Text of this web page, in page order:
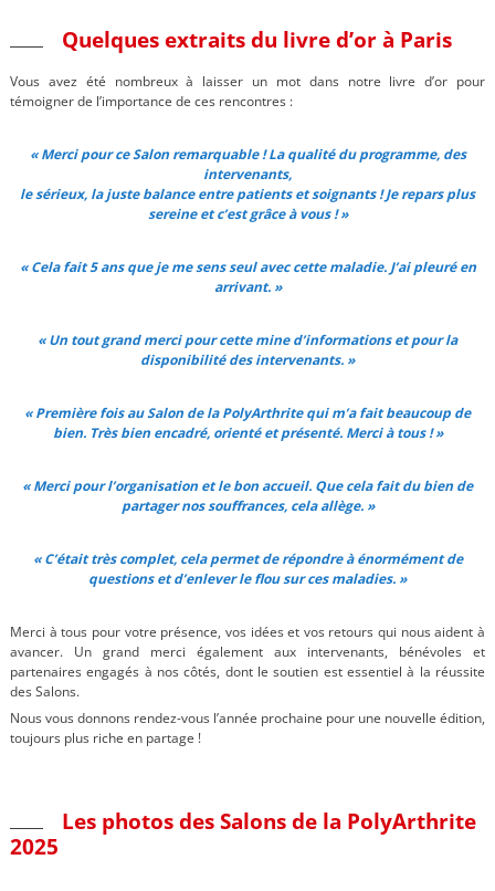
Quelques extraits du livre d’or à Paris
Vous avez été nombreux à laisser un mot dans notre livre d’or pour
témoigner de l’importance de ces rencontres :
« Merci pour ce Salon remarquable ! La qualité du programme, des
intervenants,
le sérieux, la juste balance entre patients et soignants ! Je repars plus
sereine et c’est grâce à vous ! »
« Cela fait 5 ans que je me sens seul avec cette maladie. J’ai pleuré en
arrivant. »
« Un tout grand merci pour cette mine d’informations et pour la
disponibilité des intervenants. »
« Première fois au Salon de la PolyArthrite qui m’a fait beaucoup de
bien. Très bien encadré, orienté et présenté. Merci à tous ! »
« Merci pour l’organisation et le bon accueil. Que cela fait du bien de
partager nos souffrances, cela allège. »
« C’était très complet, cela permet de répondre à énormément de
questions et d’enlever le flou sur ces maladies. »
Merci à tous pour votre présence, vos idées et vos retours qui nous aident à
avancer. Un grand merci également aux intervenants, bénévoles et
partenaires engagés à nos côtés, dont le soutien est essentiel à la réussite
des Salons.
Nous vous donnons rendez-vous l’année prochaine pour une nouvelle édition,
toujours plus riche en partage !
Les photos des Salons de la PolyArthrite
2025